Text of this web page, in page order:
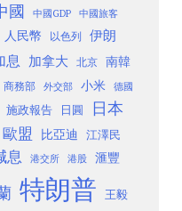
國 中國GDP 中國旅客
人民幣 以色列 伊朗
息 加拿大 北京
南韓
商務部 外交部 小米 德國
施政報告 日圓 日本
歐盟 比亞迪 江澤民
息 港交所 港股 滙豐
特朗普 王毅